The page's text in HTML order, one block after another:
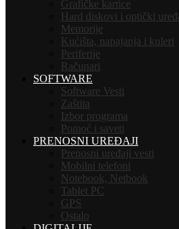
Grafičke kartice
Hard diskovi i optički
Memorije
Kućišta, napajanja i kuleri
Periferije
Računari
SOFTWARE
Software Vesti
Zaštita
Izbor programa
Pomoć i saveti
PRENOSNI UREĐAJI
Prenosni uređaji vesti
Mobilni telefoni
Notebook, Netbook
Tablet PC
GPS
Ostalo